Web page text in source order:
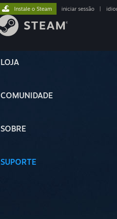
LOJA
COMUNIDADE
SOBRE
SUPORTE
Instale o Steam iniciar sessão